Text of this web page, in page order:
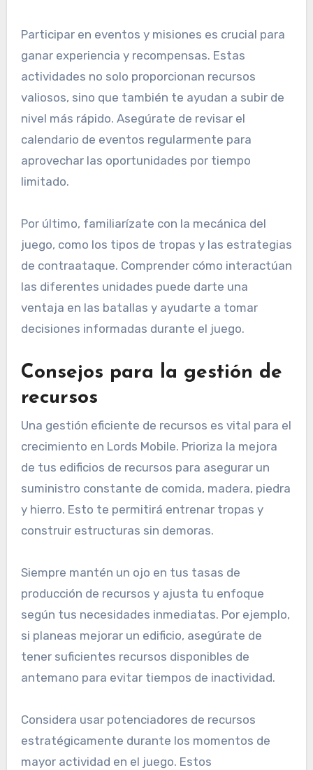
Participar en eventos y misiones es crucial para
ganar experiencia y recompensas. Estas
actividades no solo proporcionan recursos
valiosos, sino que también te ayudan a subir de
nivel más rápido. Asegúrate de revisar el
calendario de eventos regularmente para
aprovechar las oportunidades por tiempo
limitado.
Por último, familiarízate con la mecánica del
juego, como los tipos de tropas y las estrategias
de contraataque. Comprender cómo interactúan
las diferentes unidades puede darte una
ventaja en las batallas y ayudarte a tomar
decisiones informadas durante el juego.
Consejos para la gestión de
recursos
Una gestión eficiente de recursos es vital para el
crecimiento en Lords Mobile. Prioriza la mejora
de tus edificios de recursos para asegurar un
suministro constante de comida, madera, piedra
y hierro. Esto te permitirá entrenar tropas y
construir estructuras sin demoras.
Siempre mantén un ojo en tus tasas de
producción de recursos y ajusta tu enfoque
según tus necesidades inmediatas. Por ejemplo,
si planeas mejorar un edificio, asegúrate de
tener suficientes recursos disponibles de
antemano para evitar tiempos de inactividad.
Considera usar potenciadores de recursos
estratégicamente durante los momentos de
mayor actividad en el juego. Estos